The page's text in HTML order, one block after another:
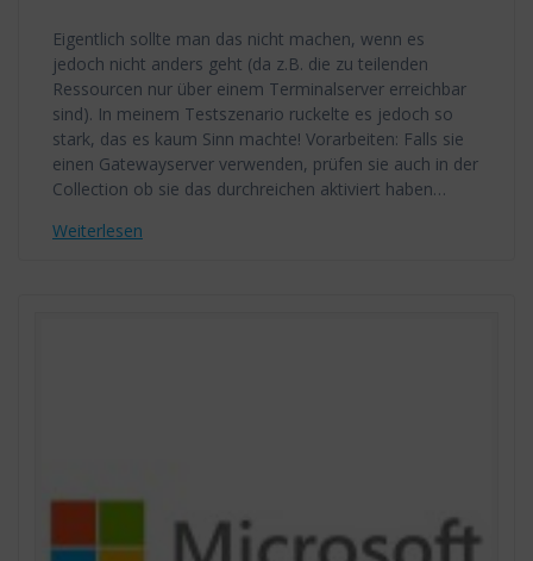
Eigentlich sollte man das nicht machen, wenn es
jedoch nicht anders geht (da z.B. die zu teilenden
Ressourcen nur über einem Terminalserver erreichbar
sind). In meinem Testszenario ruckelte es jedoch so
stark, das es kaum Sinn machte! Vorarbeiten: Falls sie
einen Gatewayserver verwenden, prüfen sie auch in der
Collection ob sie das durchreichen aktiviert haben…
Weiterlesen